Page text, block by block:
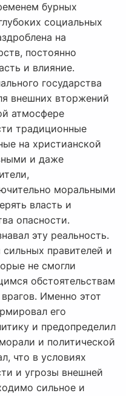
бурных
социальных
на
постоянно
и влияние.
государства
внешних вторжений
атмосфере
традиционные
на христианской
и даже
моральными
власть и
опасности.
эту реальность.
правителей и
не смогли
обстоятельствам
Именно этот
его
и предопределил
и политической
что в условиях
и угрозы внешней
сильное и